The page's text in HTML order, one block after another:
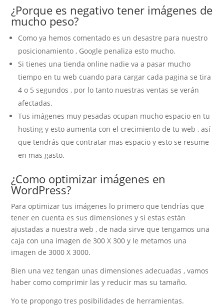
¿Porque es negativo tener imágenes de
mucho peso?
Como ya hemos comentado es un desastre para nuestro
posicionamiento , Google penaliza esto mucho.
Si tienes una tienda online nadie va a pasar mucho
tiempo en tu web cuando para cargar cada pagina se tira
4 o 5 segundos , por lo tanto nuestras ventas se verán
afectadas.
Tus imágenes muy pesadas ocupan mucho espacio en tu
hosting y esto aumenta con el crecimiento de tu web , así
que tendrás que contratar mas espacio y esto se resume
en mas gasto.
¿Como optimizar imágenes en
WordPress?
Para optimizar tus imágenes lo primero que tendrías que
tener en cuenta es sus dimensiones y si estas están
ajustadas a nuestra web , de nada sirve que tengamos una
caja con una imagen de 300 X 300 y le metamos una
imagen de 3000 X 3000.
Bien una vez tengan unas dimensiones adecuadas , vamos
haber como comprimir las y reducir mas su tamaño.
Yo te propongo tres posibilidades de herramientas.